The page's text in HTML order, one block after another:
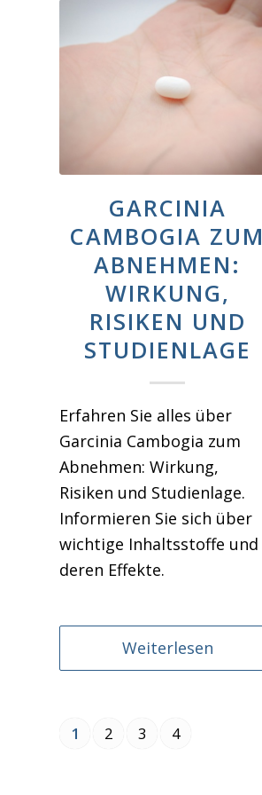
GARCINIA
CAMBOGIA ZUM
ABNEHMEN:
WIRKUNG,
RISIKEN UND
STUDIENLAGE
Erfahren Sie alles über
Garcinia Cambogia zum
Abnehmen: Wirkung,
Risiken und Studienlage.
Informieren Sie sich über
wichtige Inhaltsstoffe und
deren Effekte.
Weiterlesen
1 2 3 4